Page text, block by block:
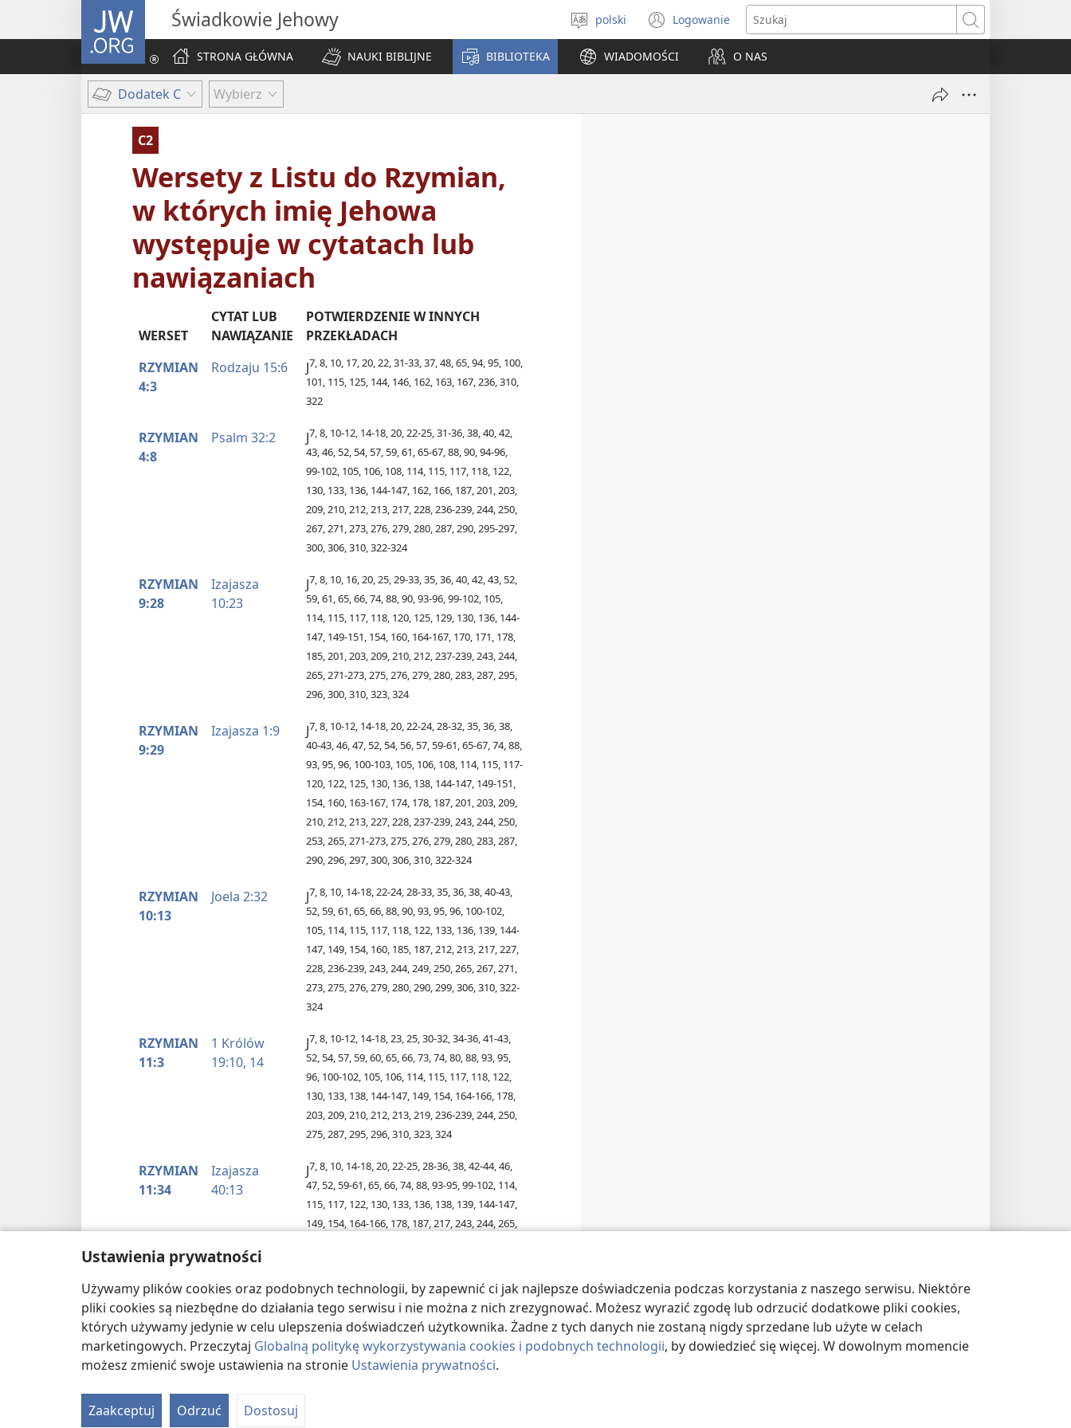
Ustawienia prywatności
Używamy plików cookies oraz podobnych technologii, by zapewnić ci jak najlepsze doświadczenia podczas korzystania z naszego serwisu. Niektóre
pliki cookies są niezbędne do działania tego serwisu i nie można z nich zrezygnować. Możesz wyrazić zgodę lub odrzucić dodatkowe pliki cookies,
których używamy jedynie w celu ulepszenia doświadczeń użytkownika. Żadne z tych danych nie zostaną nigdy sprzedane lub użyte w celach
marketingowych. Przeczytaj Globalną politykę wykorzystywania cookies i podobnych technologii, by dowiedzieć się więcej. W dowolnym momencie
możesz zmienić swoje ustawienia na stronie Ustawienia prywatności.
Zaakceptuj Odrzuć Dostosuj
JW.ORG Świadkowie Jehowy
Wybór
języka
polski Logowanie
(opens
new
window)
Szukaj
STRONA GŁÓWNA
NAUKI BIBLIJNE BIBLIOTEKA WIADOMOŚCI O NAS
Dodatek C Wybierz
C2
Wersety z Listu do Rzymian,
w których imię Jehowa
występuje w cytatach lub
nawiązaniach
WERSET
CYTAT LUB
NAWIĄZANIE
POTWIERDZENIE W INNYCH
PRZEKŁADACH
RZYMIAN
4:3
Rodzaju 15:6 J7, 8, 10, 17, 20, 22, 31-33, 37, 48, 65, 94, 95, 100,
101, 115, 125, 144, 146, 162, 163, 167, 236, 310,
322
RZYMIAN
4:8
Psalm 32:2 J7, 8, 10-12, 14-18, 20, 22-25, 31-36, 38, 40, 42,
43, 46, 52, 54, 57, 59, 61, 65-67, 88, 90, 94-96,
99-102, 105, 106, 108, 114, 115, 117, 118, 122,
130, 133, 136, 144-147, 162, 166, 187, 201, 203,
209, 210, 212, 213, 217, 228, 236-239, 244, 250,
267, 271, 273, 276, 279, 280, 287, 290, 295-297,
300, 306, 310, 322-324
RZYMIAN
9:28
Izajasza
10:23
J7, 8, 10, 16, 20, 25, 29-33, 35, 36, 40, 42, 43, 52,
59, 61, 65, 66, 74, 88, 90, 93-96, 99-102, 105,
114, 115, 117, 118, 120, 125, 129, 130, 136, 144-
147, 149-151, 154, 160, 164-167, 170, 171, 178,
185, 201, 203, 209, 210, 212, 237-239, 243, 244,
265, 271-273, 275, 276, 279, 280, 283, 287, 295,
296, 300, 310, 323, 324
RZYMIAN
9:29
Izajasza 1:9 J7, 8, 10-12, 14-18, 20, 22-24, 28-32, 35, 36, 38,
40-43, 46, 47, 52, 54, 56, 57, 59-61, 65-67, 74, 88,
93, 95, 96, 100-103, 105, 106, 108, 114, 115, 117-
120, 122, 125, 130, 136, 138, 144-147, 149-151,
154, 160, 163-167, 174, 178, 187, 201, 203, 209,
210, 212, 213, 227, 228, 237-239, 243, 244, 250,
253, 265, 271-273, 275, 276, 279, 280, 283, 287,
290, 296, 297, 300, 306, 310, 322-324
RZYMIAN
10:13
Joela 2:32 J7, 8, 10, 14-18, 22-24, 28-33, 35, 36, 38, 40-43,
52, 59, 61, 65, 66, 88, 90, 93, 95, 96, 100-102,
105, 114, 115, 117, 118, 122, 133, 136, 139, 144-
147, 149, 154, 160, 185, 187, 212, 213, 217, 227,
228, 236-239, 243, 244, 249, 250, 265, 267, 271,
273, 275, 276, 279, 280, 290, 299, 306, 310, 322-
324
RZYMIAN
11:3
1 Królów
19:10, 14
J7, 8, 10-12, 14-18, 23, 25, 30-32, 34-36, 41-43,
52, 54, 57, 59, 60, 65, 66, 73, 74, 80, 88, 93, 95,
96, 100-102, 105, 106, 114, 115, 117, 118, 122,
130, 133, 138, 144-147, 149, 154, 164-166, 178,
203, 209, 210, 212, 213, 219, 236-239, 244, 250,
275, 287, 295, 296, 310, 323, 324
RZYMIAN
11:34
Izajasza
40:13
J7, 8, 10, 14-18, 20, 22-25, 28-36, 38, 42-44, 46,
47, 52, 59-61, 65, 66, 74, 88, 93-95, 99-102, 114,
115, 117, 122, 130, 133, 136, 138, 139, 144-147,
149, 154, 164-166, 178, 187, 217, 243, 244, 265,
RZYMIAN
14:11
45:23; 49:18
48, 52, 59-61, 65, 66, 74, 88, 90, 93, 94, 100-103,
105, 106, 114, 115, 117, 122, 125, 130, 136, 138,
144-147, 149, 163-167, 174, 178, 187, 201, 203,
217, 219, 237-239, 243, 244, 250, 265, 269, 271,
273, 275, 276, 279, 280, 290, 295-297, 300, 306,